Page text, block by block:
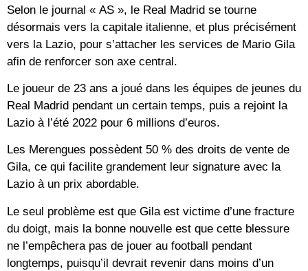
Selon le journal « AS », le Real Madrid se tourne
désormais vers la capitale italienne, et plus précisément
vers la Lazio, pour s’attacher les services de Mario Gila
afin de renforcer son axe central.
Le joueur de 23 ans a joué dans les équipes de jeunes du
Real Madrid pendant un certain temps, puis a rejoint la
Lazio à l’été 2022 pour 6 millions d’euros.
Les Merengues possèdent 50 % des droits de vente de
Gila, ce qui facilite grandement leur signature avec la
Lazio à un prix abordable.
Le seul problème est que Gila est victime d’une fracture
du doigt, mais la bonne nouvelle est que cette blessure
ne l’empêchera pas de jouer au football pendant
longtemps, puisqu’il devrait revenir dans moins d’un